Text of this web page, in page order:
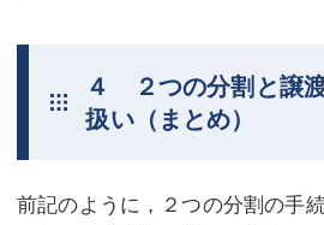
４ ２つの分割と譲
扱い（まとめ）
前記のように，２つの分割の手